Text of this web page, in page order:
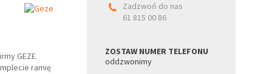
GEZE.
ramię
Zadzwoń do nas
61 815 00 86
ZOSTAW NUMER TELEFONU
oddzwonimy